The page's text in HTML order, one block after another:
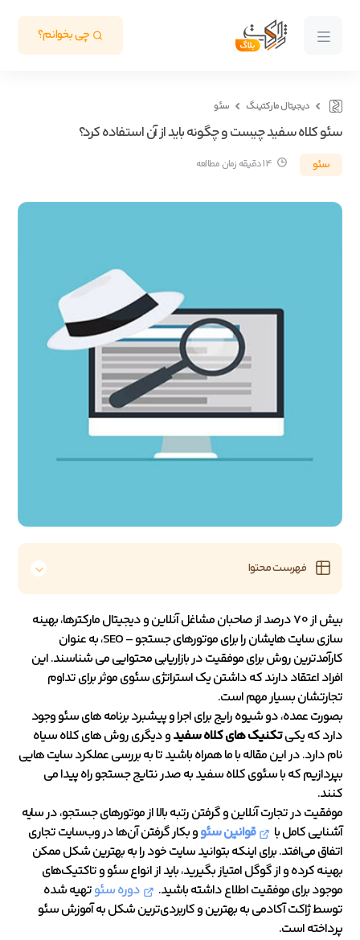
چی بخوانم؟
دیجیتال مارکتینگ سئو
سئو کلاه سفید چیست و چگونه باید از آن استفاده کرد؟
سئو 14 دقیقه زمان مطالعه
فهرست محتوا
بیش از 70 درصد از صاحبان مشاغل آنلاین و دیجیتال مارکترها، بهینه
سازی سایت هایشان را برای موتورهای جستجو – SEO، به عنوان
کارآمدترین روش برای موفقیت در بازاریابی محتوایی می شناسند. این
افراد اعتقاد دارند که داشتن یک استراتژی سئوی موثر برای تداوم
تجارتشان بسیار مهم است.
بصورت عمده، دو شیوه رایج برای اجرا و پیشبرد برنامه های سئو وجود
دارد که یکیتکنیک های کلاه سفیدو دیگری روش های کلاه سیاه
نام دارد. در این مقاله با ما همراه باشید تا به بررسی عملکرد سایت هایی
بپردازیم که با سئوی کلاه سفید به صدر نتایج جستجو راه پیدا می
کنند.
موفقیت در تجارت آنلاین و گرفتن رتبه بالا از موتورهای جستجو، در سایه
آشنایی کامل با
قوانین سئوو بکار گرفتن آن‌ها در وب‌سایت تجاری
اتفاق می‌افتد. برای اینکه بتوانید سایت خود را به بهترین شکل ممکن
بهینه کرده و از گوگل امتیاز بگیرید، باید از انواع سئو و تاکتیک‌های
موجود برای موفقیت اطلاع داشته باشید.
دوره سئوتهیه شده
توسط ژاکت آکادمی به بهترین و کاربردی‌ترین شکل به آموزش سئو
پرداخته است.